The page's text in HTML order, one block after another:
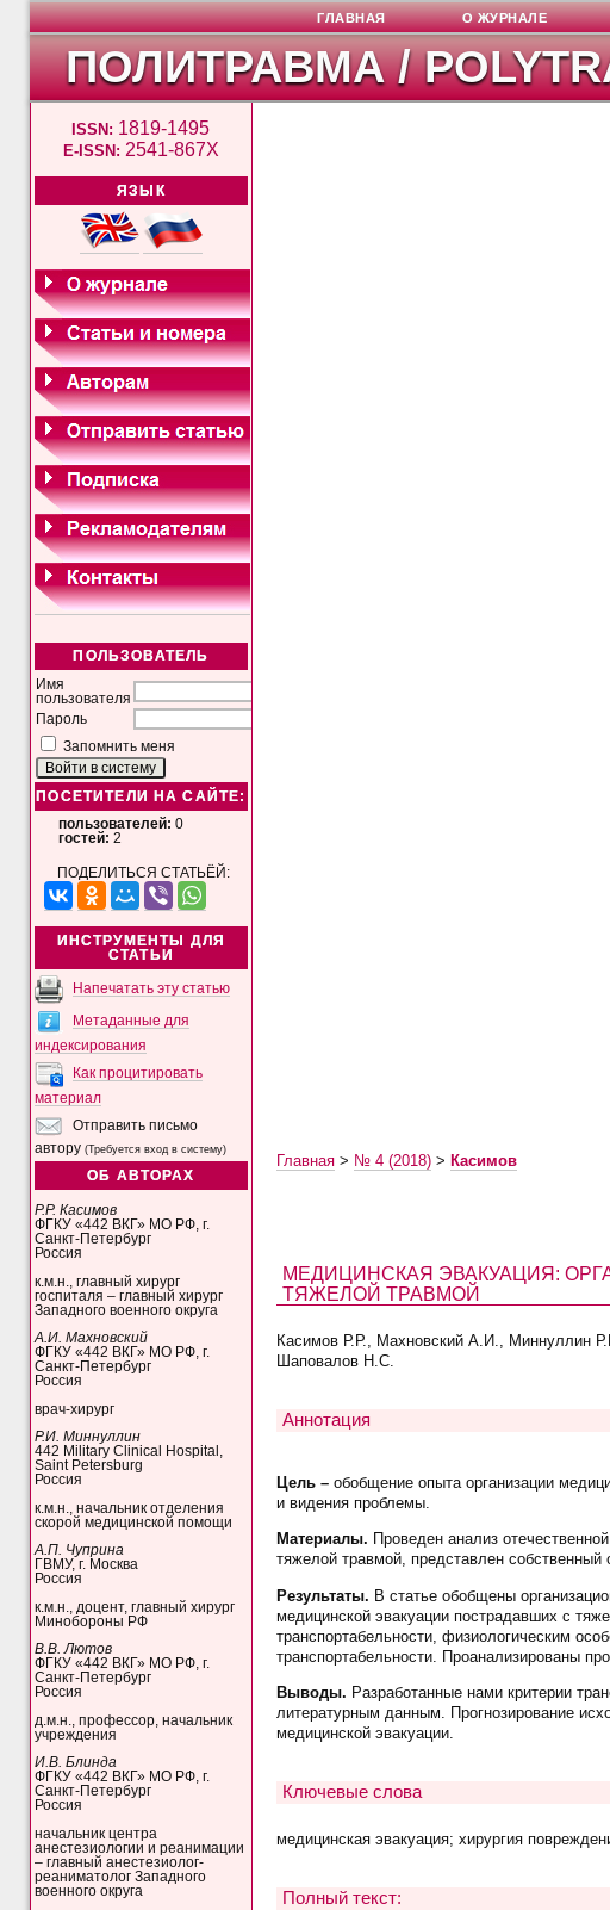
ПОЛИТРАВМА /
ISSN: 1819-1495
E-ISSN: 2541-867X
ЯЗЫК
ПОЛЬЗОВАТЕЛЬ
Имя
пользователя
Пароль
Запомнить меня
ПОСЕТИТЕЛИ НА САЙТЕ:
пользователей: 0
гостей: 2
ПОДЕЛИТЬСЯ СТАТЬЁЙ:
ИНСТРУМЕНТЫ ДЛЯ
СТАТЬИ
Напечатать эту статью
Метаданные для
индексирования
Как процитировать
материал
Отправить письмо
автору(Требуется вход в систему)
ОБ АВТОРАХ
Р.Р. Касимов
ФГКУ «442 ВКГ» МО РФ, г.
Санкт-Петербург
Россия
к.м.н., главный хирург
госпиталя – главный хирург
Западного военного округа
А.И. Махновский
ФГКУ «442 ВКГ» МО РФ, г.
Санкт-Петербург
Россия
врач-хирург
Р.И. Миннуллин
442 Military Clinical Hospital,
Saint Petersburg
Россия
к.м.н., начальник отделения
скорой медицинской помощи
А.П. Чуприна
ГВМУ, г. Москва
Россия
к.м.н., доцент, главный хирург
Минобороны РФ
В.В. Лютов
ФГКУ «442 ВКГ» МО РФ, г.
Санкт-Петербург
Россия
д.м.н., профессор, начальник
учреждения
И.В. Блинда
ФГКУ «442 ВКГ» МО РФ, г.
Санкт-Петербург
Россия
начальник центра
анестезиологии и реанимации
– главный анестезиолог-
реаниматолог Западного
военного округа
ГЛАВНАЯ О ЖУРНАЛЕ
Главная> № 4 (2018)> Касимов
МЕДИЦИНСКАЯ ЭВАКУАЦИЯ:
ТЯЖЕЛОЙ ТРАВМОЙ
Касимов Р.Р., Махновский А.И., Миннуллин
Шаповалов Н.С.
Аннотация
Цель – обобщение опыта организации
и видения проблемы.
Материалы. Проведен анализ
тяжелой травмой, представлен собственный
Результаты. В статье обобщены
медицинской эвакуации пострадавших с
транспортабельности, физиологическим
транспортабельности. Проанализированы
Выводы. Разработанные нами критерии
литературным данным. Прогнозирование
медицинской эвакуации.
Ключевые слова
медицинская эвакуация; хирургия
Полный текст: